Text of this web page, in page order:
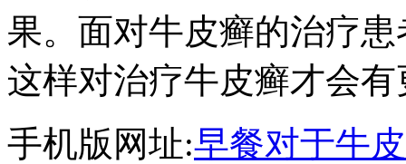
果。面对牛皮癣的治疗
这样对治疗牛皮癣才会
手机版网址:早餐对于牛